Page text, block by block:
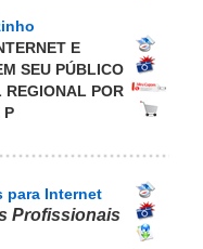
E
SEU PÚBLICO
REGIONAL POR
P
para Internet
Profissionais